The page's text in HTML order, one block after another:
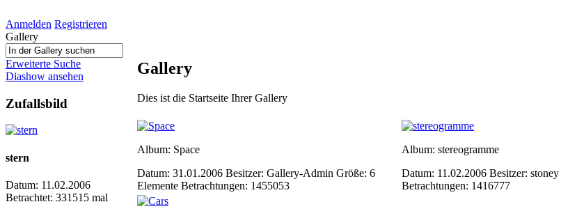
Anmelden Registrieren
Gallery
Erweiterte Suche
Diashow ansehen
Zufallsbild
stern
Datum: 11.02.2006
Betrachtet: 331515 mal
Gallery
Dies ist die Startseite Ihrer Gallery
Album: Space
Datum: 31.01.2006 Besitzer: Gallery-Admin Größe: 6
Elemente Betrachtungen: 1455053
Album: stereogramme
Datum: 11.02.2006 Besitzer: stoney
Betrachtungen: 1416777